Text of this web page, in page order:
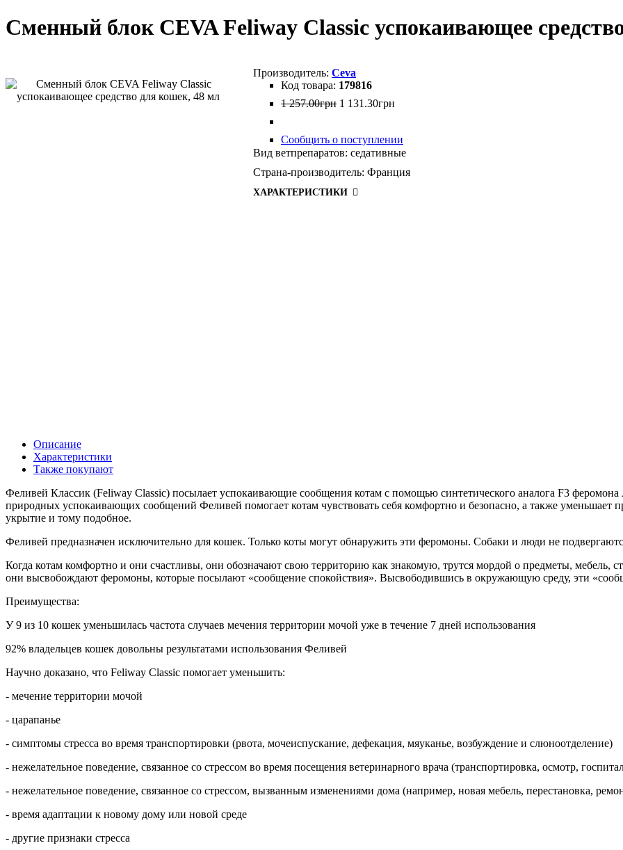
Сменный блок CEVA Feliway Classic успокаивающее
Ceva
179816
1 257.00грн 1 131 .30грн
Сообщить о поступлении
Вид ветпрепаратов: седативные
Страна-производитель: Франция
ХАРАКТЕРИСТИКИ
Описание
Характеристики
Также покупают
Феливей Классик (Feliway Classic) посылает успокаивающие сообщения котам с помощью синтетического аналога F3 феромона
природных успокаивающих сообщений Феливей помогает котам чувствовать себя комфортно и безопасно, а также уменьшает
укрытие и тому подобное.
Феливей предназначен исключительно для кошек. Только коты могут обнаружить эти феромоны. Собаки и люди не
Когда котам комфортно и они счастливы, они обозначают свою территорию как знакомую, трутся мордой о предметы,
они высвобождают феромоны, которые посылают «сообщение спокойствия». Высвободившись в окружающую среду, эти
Преимущества:
У 9 из 10 кошек уменьшилась частота случаев мечения территории мочой уже в течение 7 дней использования
92% владельцев кошек довольны результатами использования Феливей
Научно доказано, что Feliway Classic помогает уменьшить:
- мечение территории мочой
- царапанье
- симптомы стресса во время транспортировки (рвота, мочеиспускание, дефекация, мяуканье, возбуждение и слюноотделение)
- нежелательное поведение, связанное со стрессом во время посещения ветеринарного врача (транспортировка, осмотр,
- нежелательное поведение, связанное со стрессом, вызванным изменениями дома (например, новая мебель, перестановка,
- время адаптации к новому дому или новой среде
- другие признаки стресса